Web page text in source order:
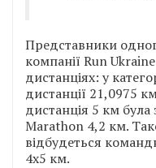
Представники
компанії Run
дистанціях: у
дистанції 21,0975
дистанція 5 км була
Marathon 4,2 км.
відбудеться
4х5 км.